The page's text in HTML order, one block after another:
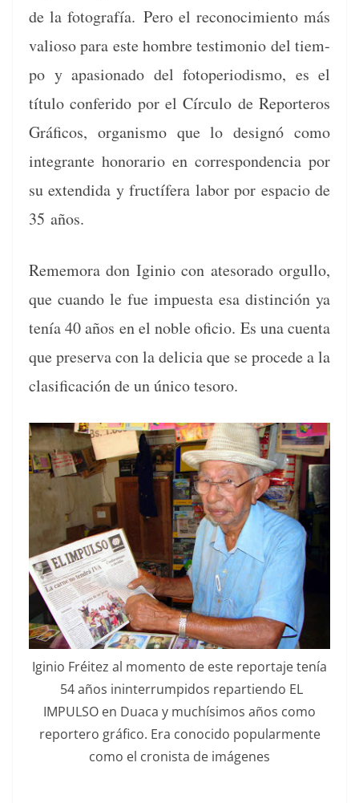
de la fotografía. Pero el reconocimien­to más
valioso para este hom­bre tes­ti­mo­nio del tiem­
po y apa­sion­a­do del fotope­ri­odis­mo, es el
títu­lo con­feri­do por el Cír­cu­lo de Reporteros
Grá­fi­cos, organ­is­mo que lo designó como
inte­grante hon­o­rario en cor­re­spon­den­cia por
su exten­di­da y fruc­tífera labor por espa­cio de
35 años.
Remem­o­ra don Iginio con ate­so­ra­do orgul­lo,
que cuan­do le fue impues­ta esa dis­tin­ción ya
tenía 40 años en el noble ofi­cio. Es una cuen­ta
que preser­va con la deli­cia que se pro­cede a la
clasi­fi­cación de un úni­co tesoro.
Iginio Fréitez al momen­to de este repor­ta­je tenía
54 años inin­ter­rumpi­dos repar­tien­do EL
IMPULSO en Dua­ca y muchísi­mos años como
reportero grá­fi­co. Era cono­ci­do pop­u­lar­mente
como el cro­nista de imágenes